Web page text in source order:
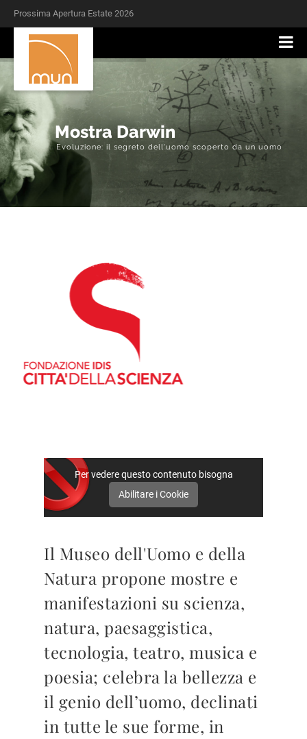
Prossima Apertura Estate 2026
Mostra Darwin
Evoluzione: il segreto dell'uomo scoperto da un uomo
Per vedere questo contenuto bisogna
Abilitare i Cookie
Il Museo dell'Uomo e della
Natura propone mostre e
manifestazioni su scienza,
natura, paesaggistica,
tecnologia, teatro, musica e
poesia; celebra la bellezza e
il genio dell’uomo, declinati
in tutte le sue forme, in